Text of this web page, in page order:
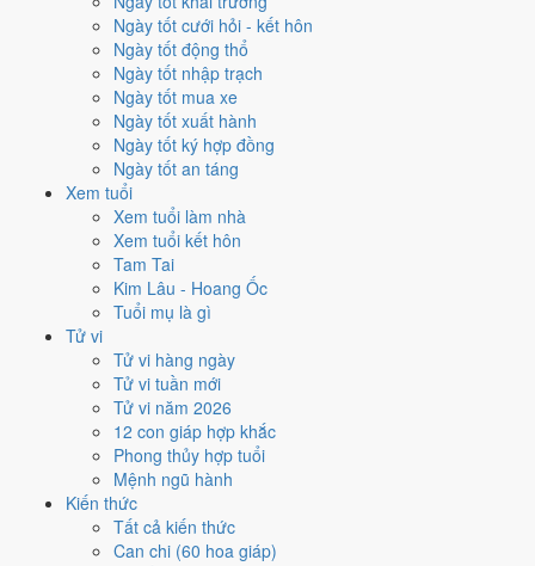
Ngày tốt cưới hỏi - kết hôn
Ngày tốt động thổ
Ngày tốt nhập trạch
Ngày tốt mua xe
Ngày tốt xuất hành
Ngày tốt ký hợp đồng
Ngày tốt an táng
Xem tuổi
Xem tuổi làm nhà
Xem tuổi kết hôn
Tam Tai
Kim Lâu - Hoang Ốc
Tuổi mụ là gì
Tử vi
Tử vi hàng ngày
Tử vi tuần mới
Tử vi năm 2026
12 con giáp hợp khắc
Phong thủy hợp tuổi
Mệnh ngũ hành
Kiến thức
Tất cả kiến thức
Can chi (60 hoa giáp)
Ly · Chính Nam
Lịch âm dương 12 tháng năm
2035 có gì đáng chú ý?
12 tháng dương năm 2035 trải trên các tháng âm từ
năm Giáp Dầnđến tháng 12 âm năm Ất Mão
tháng nhuận âmnên âm và dương lệch nhau khá đều suốt 12 tháng.
Năm 2035 có
86 ngày từ mức Tốt trở lên
với 9 ngày. Ít nhất là tháng 11, chỉ 4 ngày, nên tránh xếp việc lớn vào
Các mốc lớn rơi vào:Ông Công Ông Táo 31/1
Lễ Vu Lan 18/8,Tết Trung Thu 16/9
12 tháng theo số ngày tốt, còn lưới ngày của từng tháng nằm ngay
Tháng 11 âm (Bính Tý)
7 ngày tốt
Tháng 12 âm (Đinh Sửu)